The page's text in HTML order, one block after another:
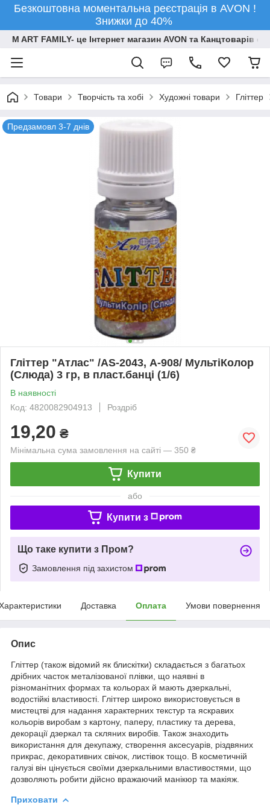
Безкоштовна моментальна реєстрація в AVON !
Знижки до 40%
M ART FAMILY- це Інтернет магазин AVON та Канцтоварів
Товари Творчiсть та хобi Художні товари Гліттер
Предзамовл 3-7 днів
Гліттер "Атлас" /AS-2043, А-908/ МультіКолор
(Слюда) 3 гр, в пласт.банці (1/6)
В наявності
Код: 4820082904913
Роздріб
19,20 ₴
Мінімальна сума замовлення на сайті — 350 ₴
Купити
або
Купити з
Що таке купити з Пром?
Замовлення під захистом
Доставка Оплата Умови повернення
Опис
Гліттер (також відомий як блискітки) складається з багатьох
дрібних часток металізованої плівки, що наявні в
різноманітних формах та кольорах й мають дзеркальні,
водостійкі властивості. Гліттер широко використовується в
мистецтві для надання характерних текстур та яскравих
кольорів виробам з картону, паперу, пластику та дерева,
декорації дзеркал та скляних виробів. Також знаходить
використання для декупажу, створення аксесуарів, різдвяних
прикрас, декоративних свічок, листівок тощо. В косметичній
галузі він цінується своїми дзеркальними властивостями, що
дозволяють робити дійсно вражаючий манікюр та макіяж.
Приховати